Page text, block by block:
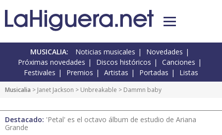
MUSICALIA: Noticias musicales
Novedades
Próximas novedades
Discos históricos
Canciones
Festivales
Premios Artistas Portadas Listas
Musicalia > Janet Jackson > Unbreakable > Dammn baby
Destacado: 'Petal' es el octavo álbum de estudio de Ariana
Grande